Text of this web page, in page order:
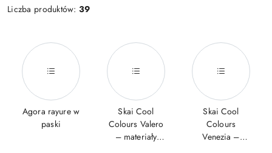
Liczba produktów:39
Agora rayure w
paski
Skai Cool
Colours Valero
– materiały
Skai Cool
Colours
Venezia –